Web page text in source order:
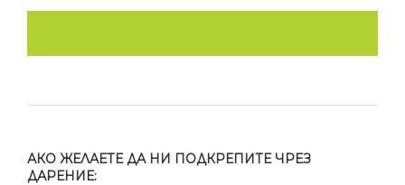
АКО ЖЕЛАЕТЕ ДА НИ ПОДКРЕПИТЕ ЧРЕЗ
ДАРЕНИЕ: